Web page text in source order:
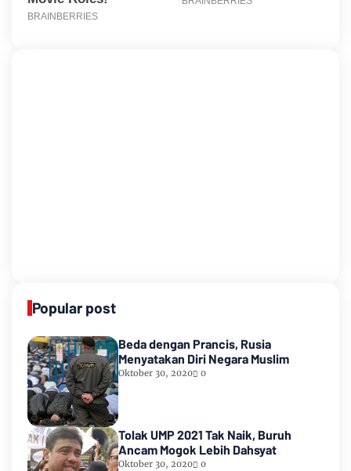
Popular post
Beda dengan Prancis, Rusia
Menyatakan Diri Negara Muslim
Oktober 30, 2020 0
Tolak UMP 2021 Tak Naik, Buruh
Ancam Mogok Lebih Dahsyat
Oktober 30, 2020 0